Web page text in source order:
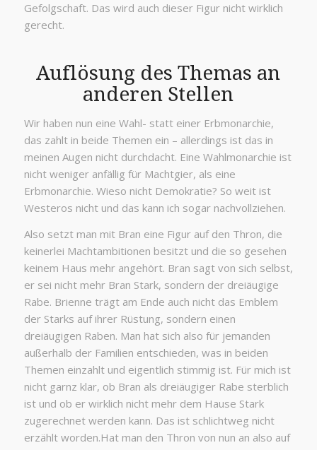
Gefolgschaft. Das wird auch dieser Figur nicht wirklich
gerecht.
Auflösung des Themas an
anderen Stellen
Wir haben nun eine Wahl- statt einer Erbmonarchie,
das zahlt in beide Themen ein – allerdings ist das in
meinen Augen nicht durchdacht. Eine Wahlmonarchie ist
nicht weniger anfällig für Machtgier, als eine
Erbmonarchie. Wieso nicht Demokratie? So weit ist
Westeros nicht und das kann ich sogar nachvollziehen.
Also setzt man mit Bran eine Figur auf den Thron, die
keinerlei Machtambitionen besitzt und die so gesehen
keinem Haus mehr angehört. Bran sagt von sich selbst,
er sei nicht mehr Bran Stark, sondern der dreiäugige
Rabe. Brienne trägt am Ende auch nicht das Emblem
der Starks auf ihrer Rüstung, sondern einen
dreiäugigen Raben. Man hat sich also für jemanden
außerhalb der Familien entschieden, was in beiden
Themen einzahlt und eigentlich stimmig ist. Für mich ist
nicht garnz klar, ob Bran als dreiäugiger Rabe sterblich
ist und ob er wirklich nicht mehr dem Hause Stark
zugerechnet werden kann. Das ist schlichtweg nicht
erzählt worden.Hat man den Thron von nun an also auf